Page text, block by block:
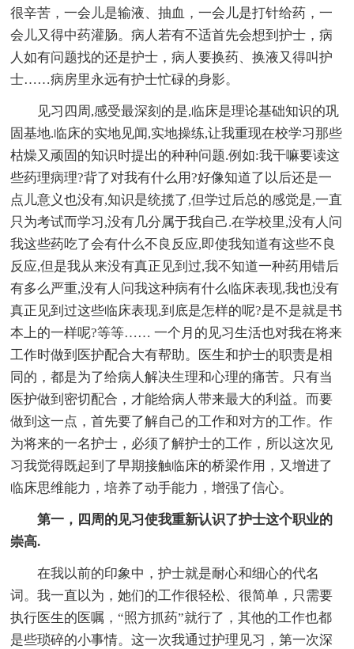
很辛苦，一会儿是输液、抽血，一会儿是打针给药，一
会儿又得中药灌肠。病人若有不适首先会想到护士，病
人如有问题找的还是护士，病人要换药、换液又得叫护
士……病房里永远有护士忙碌的身影。
见习四周,感受最深刻的是,临床是理论基础知识的巩
固基地.临床的实地见闻,实地操练,让我重现在校学习那些
枯燥又顽固的知识时提出的种种问题.例如:我干嘛要读这
些药理病理?背了对我有什么用?好像知道了以后还是一
点儿意义也没有,知识是统揽了,但学过后总的感觉是,一直
只为考试而学习,没有几分属于我自己.在学校里,没有人问
我这些药吃了会有什么不良反应,即使我知道有这些不良
反应,但是我从来没有真正见到过,我不知道一种药用错后
有多么严重,没有人问我这种病有什么临床表现,我也没有
真正见到过这些临床表现,到底是怎样的呢?是不是就是书
本上的一样呢?等等…… 一个月的见习生活也对我在将来
工作时做到医护配合大有帮助。医生和护士的职责是相
同的，都是为了给病人解决生理和心理的痛苦。只有当
医护做到密切配合，才能给病人带来最大的利益。而要
做到这一点，首先要了解自己的工作和对方的工作。作
为将来的一名护士，必须了解护士的工作，所以这次见
习我觉得既起到了早期接触临床的桥梁作用，又增进了
临床思维能力，培养了动手能力，增强了信心。
第一，四周的见习使我重新认识了护士这个职业的
崇高.
在我以前的印象中，护士就是耐心和细心的代名
词。我一直以为，她们的工作很轻松、很简单，只需要
执行医生的医嘱，“照方抓药”就行了，其他的工作也都
是些琐碎的小事情。这一次我通过护理见习，第一次深